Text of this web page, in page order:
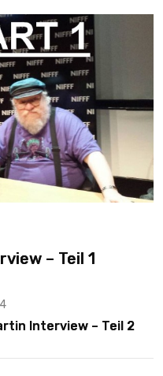
– Teil 1
Interview – Teil 2